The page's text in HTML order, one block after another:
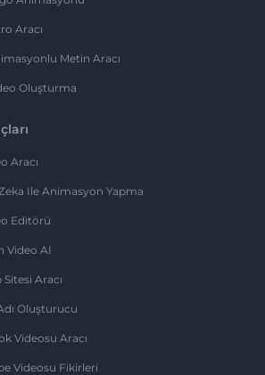
Aracı
Metin Aracı
Oluşturma
Aracı
Ile Animasyon Yapma
Editörü
Video AI
Aracı
Oluşturucu
Videosu Aracı
Videosu Fikirleri